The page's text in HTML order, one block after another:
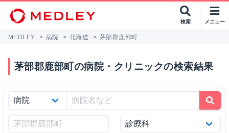
検索 メニュー
MEDLEY > 病院 > 北海道 > 茅部郡鹿部町
茅部郡鹿部町の病院・クリニックの検索結果